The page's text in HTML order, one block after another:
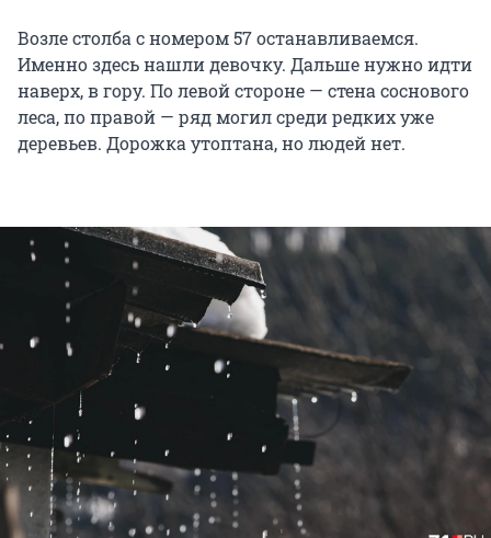
Возле столба с номером 57 останавливаемся.
Именно здесь нашли девочку. Дальше нужно идти
наверх, в гору. По левой стороне — стена соснового
леса, по правой — ряд могил среди редких уже
деревьев. Дорожка утоптана, но людей нет.